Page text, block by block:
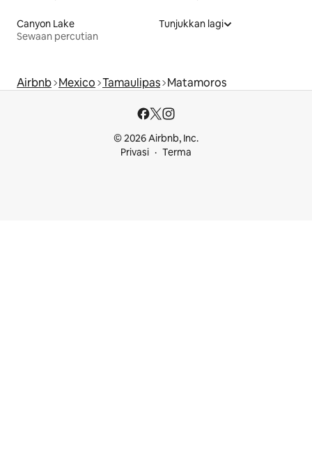
Canyon Lake
Sewaan percutian
Tunjukkan lagi
Airbnb Mexico Tamaulipas Matamoros
© 2026 Airbnb, Inc.
Privasi
Terma